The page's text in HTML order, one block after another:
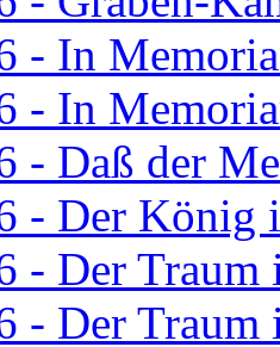
- In
- In
- Daß der
- Der König
- Der Traum
- Der Traum